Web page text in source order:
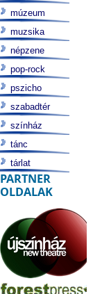
múzeum
muzsika
népzene
pop-rock
pszicho
szabadtér
színház
tánc
tárlat
PARTNER
OLDALAK